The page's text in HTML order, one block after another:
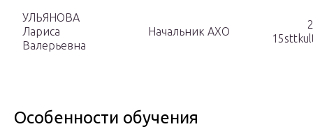
УЛЬЯНОВА
Лариса
Валерьевна
Начальник АХО
Особенности обучения